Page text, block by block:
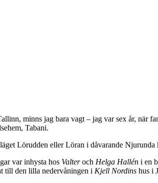
minns jag bara vagt – jag var sex år, när
Tabani.
Lörudden eller Löran i dåvarande
var inhysta hos Valteroch Helga Hallén i en
till den lilla nedervåningen i Kjell Nordins hus i